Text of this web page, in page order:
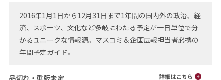
2016年1月1日から12月31日まで1年間の国内外の政治、経
済、スポーツ、文化など多岐にわたる予定が一日単位で分
かるユニークな情報源。マスコミ＆企画広報担当者必携の
年間予定ガイド。
品切れ・重版未定